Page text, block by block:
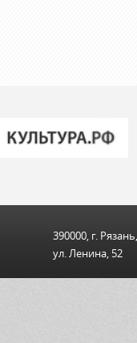
390000, г. Рязань,
ул. Ленина, 52